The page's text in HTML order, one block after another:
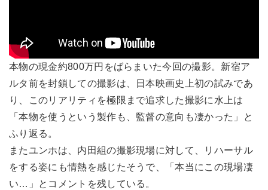
本物の現金約800万円をばらまいた今回の撮影。新宿ア
ルタ前を封鎖しての撮影は、日本映画史上初の試みであ
り、このリアリティを極限まで追求した撮影に水上は
「本物を使うという製作も、監督の意向も凄かった」と
ふり返る。
またユンホは、内田組の撮影現場に対して、リハーサル
をする姿にも情熱を感じたそうで、「本当にこの現場凄
い…」とコメントを残している。